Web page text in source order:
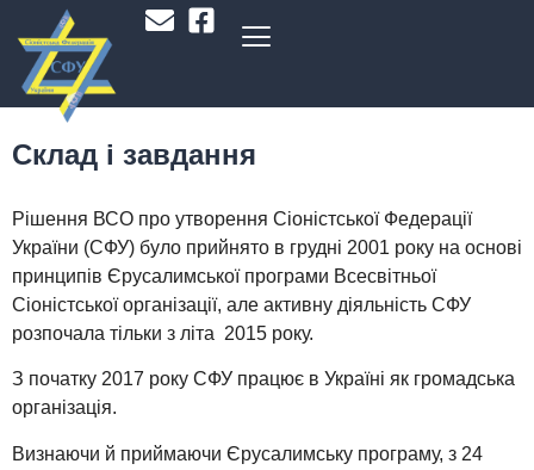
Склад і завдання
Рішення ВСО про утворення Сіоністської Федерації
України (СФУ) було прийнято в грудні 2001 року на основі
принципів Єрусалимської програми Всесвітньої
Сіоністської організації, але активну діяльність СФУ
розпочала тільки з літа 2015 року.
З початку 2017 року СФУ працює в Україні як громадська
організація.
Визнаючи й приймаючи Єрусалимську програму, з 24